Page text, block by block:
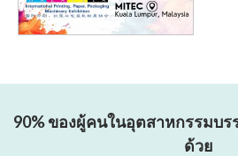
90% ของผู้คนในอุตสาหกรรมบ
ด้วย